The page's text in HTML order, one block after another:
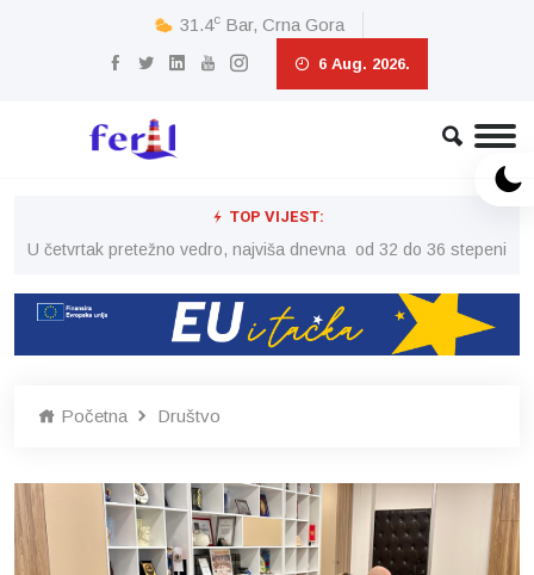
31.4c Bar, Crna Gora
6 Aug. 2026.
TOP VIJEST:
U četvrtak pretežno vedro, najviša dnevna od 32 do 36 stepeni
Početna Društvo